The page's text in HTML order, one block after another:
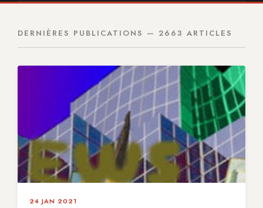
DERNIÈRES PUBLICATIONS — 2663 ARTICLES
24 JAN 2021